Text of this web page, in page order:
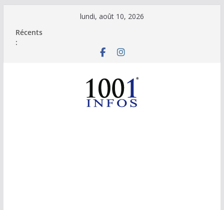
contenu
lundi, août 10, 2026
Récents
: